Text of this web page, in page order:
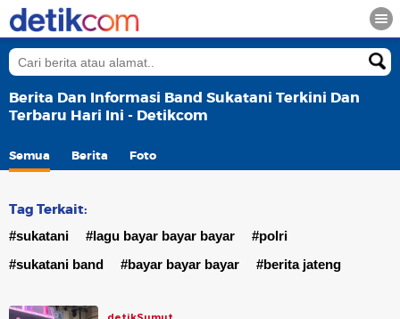
Berita Dan Informasi Band Sukatani Terkini Dan
Terbaru Hari Ini - Detikcom
Semua Berita Foto
Tag Terkait:
#sukatani #lagu bayar bayar bayar
#polri
#sukatani band
#bayar bayar bayar #berita jateng